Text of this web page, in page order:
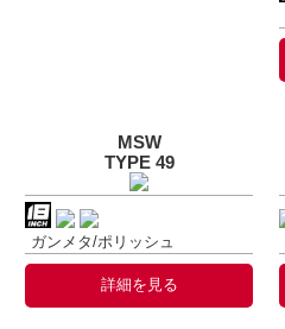
MSW
TYPE 49
ガンメタ/ポリッシュ
詳細を見る